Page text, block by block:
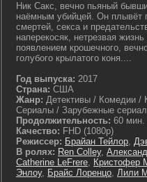
Ник Сакс, вечно пьяный
наёмным убийцей. Он плывёт
смертей, секса и
наперекосяк, нетрезвая
появлением крошечного,
голубого крылатого коня....
Год выпуска: 2017
Страна: США
Жанр: Детективы / Комедии /
Сериалы / Зарубежные
Продолжительность: 60 мин.
Качество: FHD (1080p)
Режиссер: Брайан Тейлор,
В ролях: Ren Colley,
Catherine LeFrere, Кристофер
Энлоу, Брайс Лоренцо, Лили